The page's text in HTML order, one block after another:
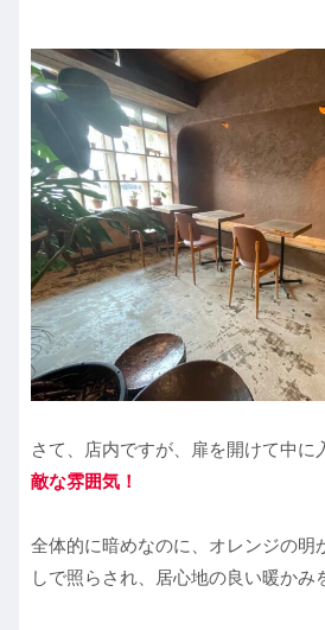
さて、店内ですが、扉を開けて中に
敵な雰囲気！
全体的に暗めなのに、オレンジの明
しで照らされ、居心地の良い暖かみ